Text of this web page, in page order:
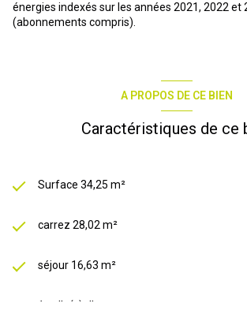
énergies indexés sur les années 2021, 2022 et
(abonnements compris).
A PROPOS DE CE BIEN
Caractéristiques de ce
Surface 34,25 m²
carrez 28,02 m²
séjour 16,63 m²
1 salle(s) d'eau